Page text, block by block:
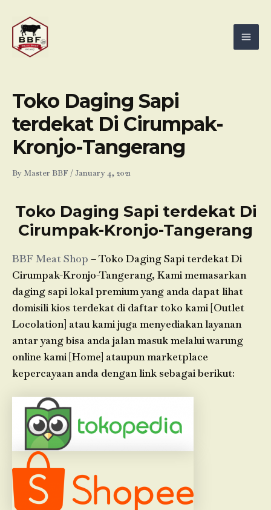
content
Toko Daging Sapi
terdekat Di Cirumpak-
Kronjo-Tangerang
By Master BBF /January 4, 2021
Toko Daging Sapi terdekat Di
Cirumpak-Kronjo-Tangerang
BBF Meat Shop – Toko Daging Sapi terdekat Di
Cirumpak-Kronjo-Tangerang, Kami memasarkan
daging sapi lokal premium yang anda dapat lihat
domisili kios terdekat di daftar toko kami [Outlet
Locolation] atau kami juga menyediakan layanan
antar yang bisa anda jalan masuk melalui warung
online kami [Home] ataupun marketplace
kepercayaan anda dengan link sebagai berikut: